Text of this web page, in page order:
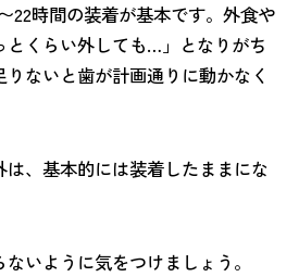
22時間の装着が基本です。外食や
とくらい外しても…」となりがち
ないと歯が計画通りに動かなく
、基本的には装着したままにな
いように気をつけましょう。